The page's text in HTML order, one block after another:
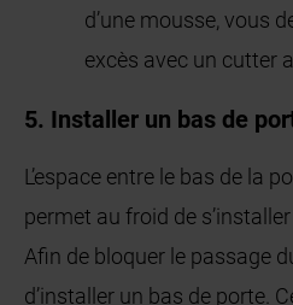
d’une mousse, vous
excès avec un cutter
5. Installer un bas de
L’espace entre le bas de la
permet au froid de
Afin de bloquer le passage
d’installer un bas de porte.